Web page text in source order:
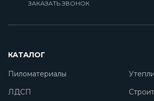
ЗАКАЗАТЬ ЗВОНОК
КАТАЛОГ
Пиломатериалы
ЛДСП